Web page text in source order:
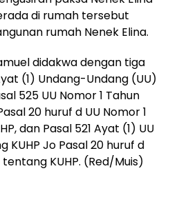
di rumah tersebut
rumah Nenek Elina.
didakwa dengan tiga
(1) Undang-Undang (UU)
525 UU Nomor 1 Tahun
20 huruf d UU Nomor 1
dan Pasal 521 Ayat (1) UU
KUHP Jo Pasal 20 huruf d
tentang KUHP. (Red/Muis)